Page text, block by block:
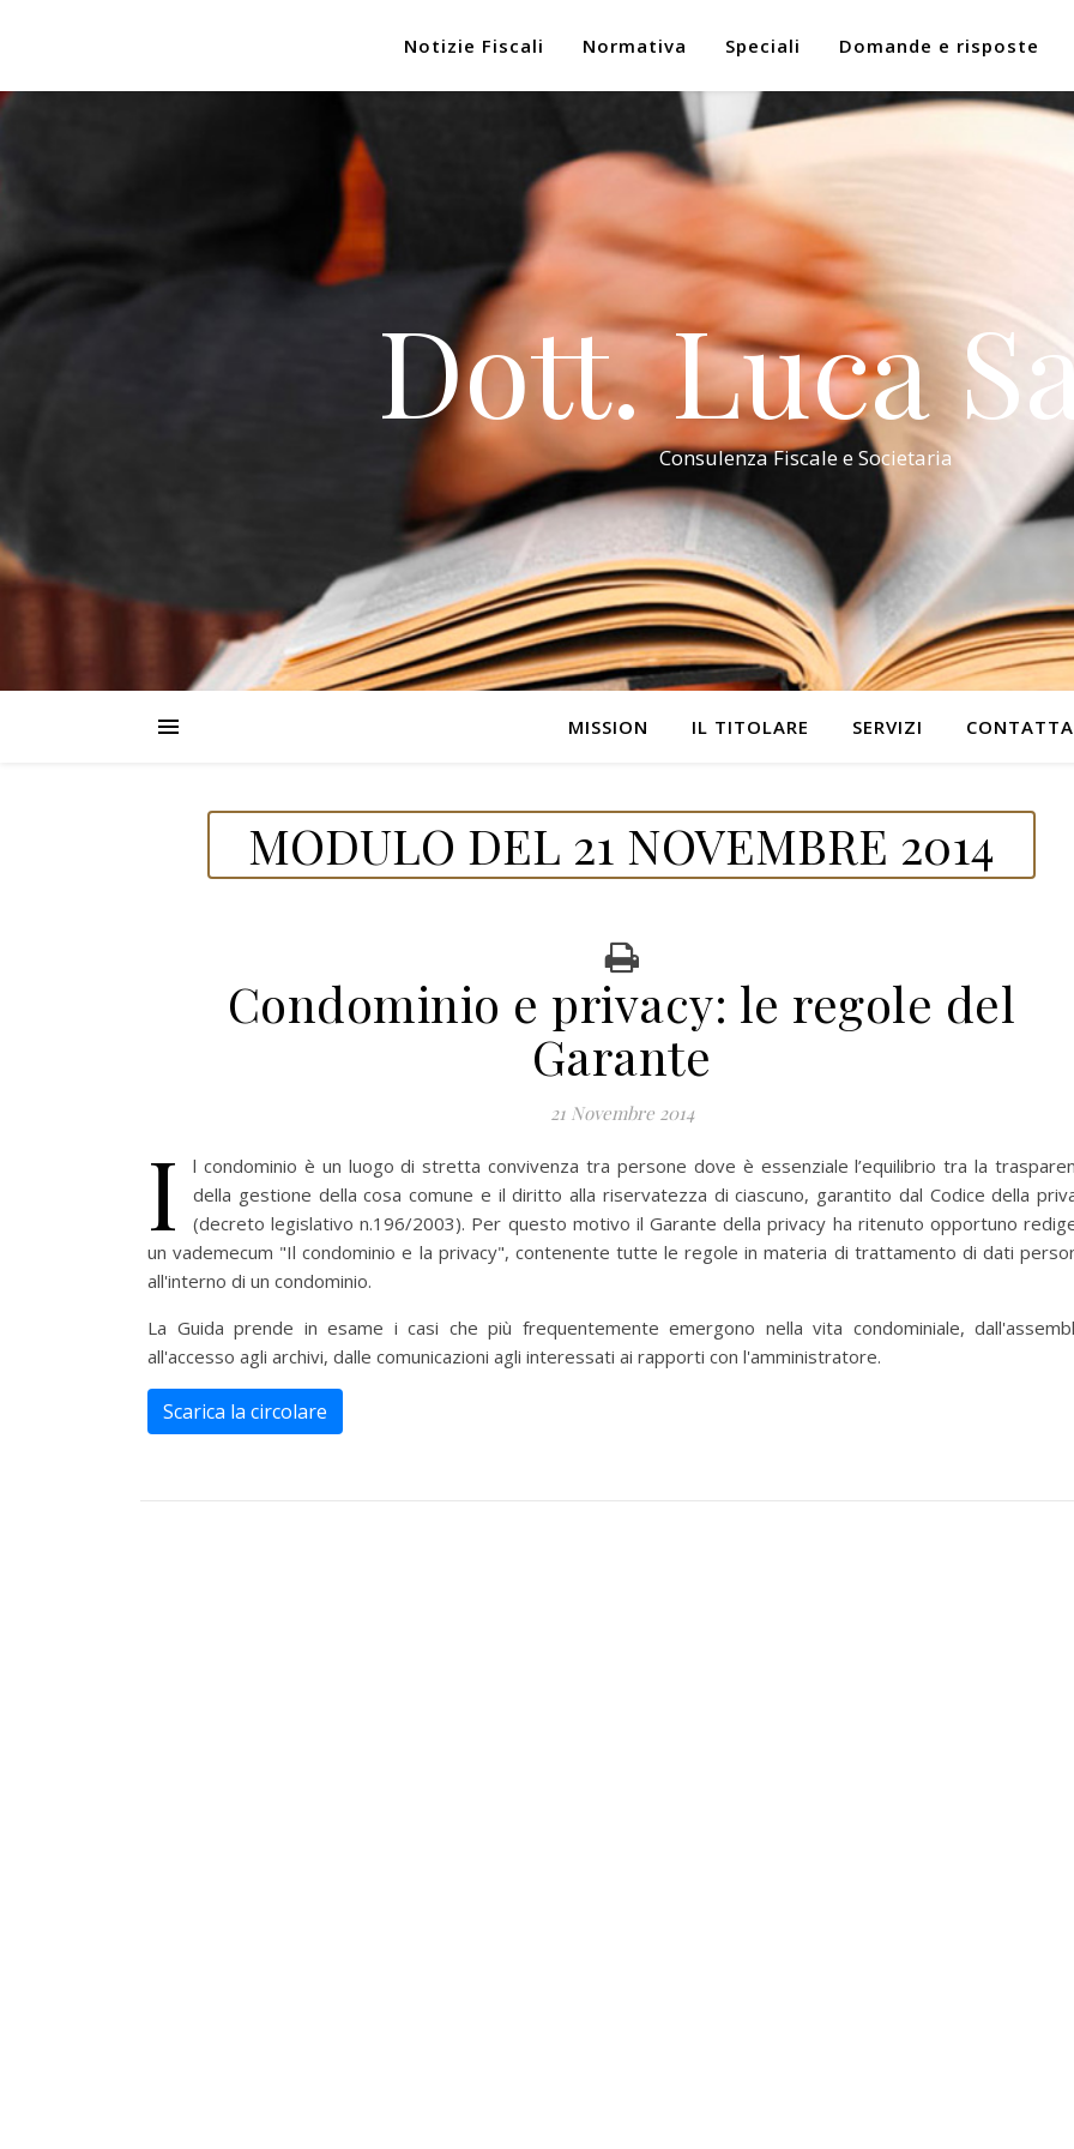
Notizie Fiscali Normativa Speciali Domande e risposte
Dott. Luca
Consulenza Fiscale e Societaria
MISSION IL TITOLARE SERVIZI
MODULO DEL 21 NOVEMBRE 2014
Condominio e privacy: le regole del
Garante
21 Novembre 2014
I
l condominio è un luogo di stretta convivenza tra persone dove è essenziale l’equilibrio tra la
della gestione della cosa comune e il diritto alla riservatezza di ciascuno, garantito dal Codice della
(decreto legislativo n.196/2003). Per questo motivo il Garante della privacy ha ritenuto opportuno
un vademecum "Il condominio e la privacy", contenente tutte le regole in materia di trattamento di dati
all'interno di un condominio.
La Guida prende in esame i casi che più frequentemente emergono nella vita condominiale,
all'accesso agli archivi, dalle comunicazioni agli interessati ai rapporti con l'amministratore.
Scarica la circolare